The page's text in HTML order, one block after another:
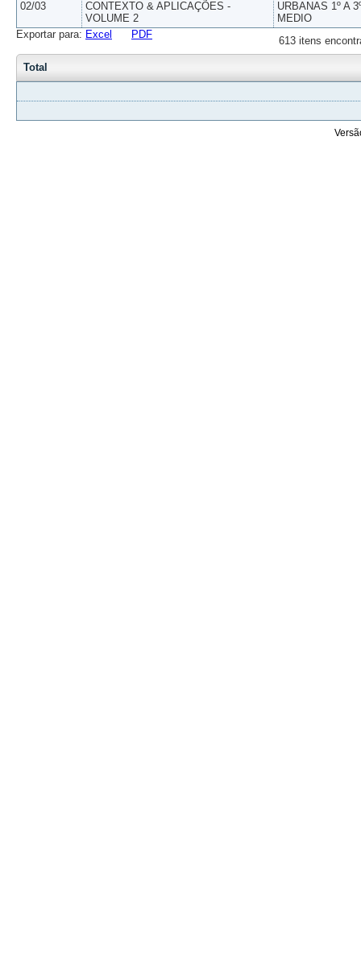
02/03
CONTEXTO & APLICAÇÕES -
VOLUME 2
URBANAS 1º A
MEDIO
613 itens
Exportar para: Excel PDF
Total